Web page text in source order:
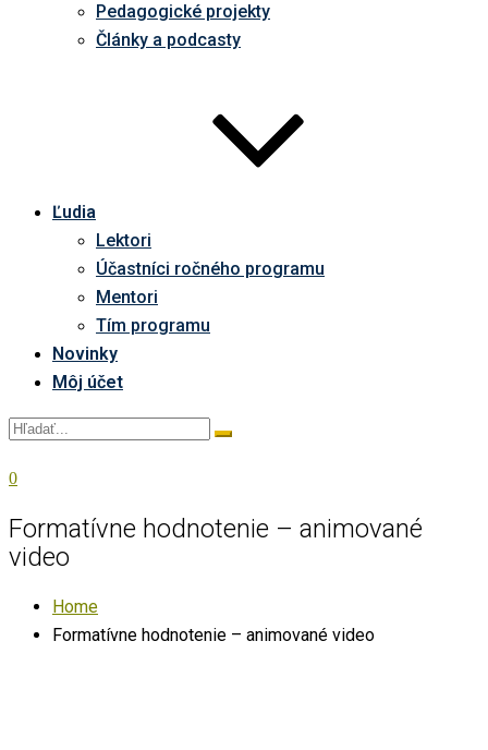
Pedagogické projekty
Články a podcasty
Ľudia
Lektori
Účastníci ročného programu
Mentori
Tím programu
Novinky
Môj účet
0
Formatívne hodnotenie – animované
video
Home
Formatívne hodnotenie – animované video